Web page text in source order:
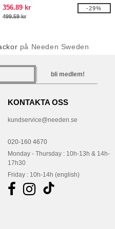
356.89 kr
499.59 kr
-29%
på Needen Sweden
bli medlem!
KONTAKTA OSS
kundservice@needen.se
020-160 4670
Monday - Thursday : 10h-13h & 14h-
17h30
Friday : 10h-14h (english)